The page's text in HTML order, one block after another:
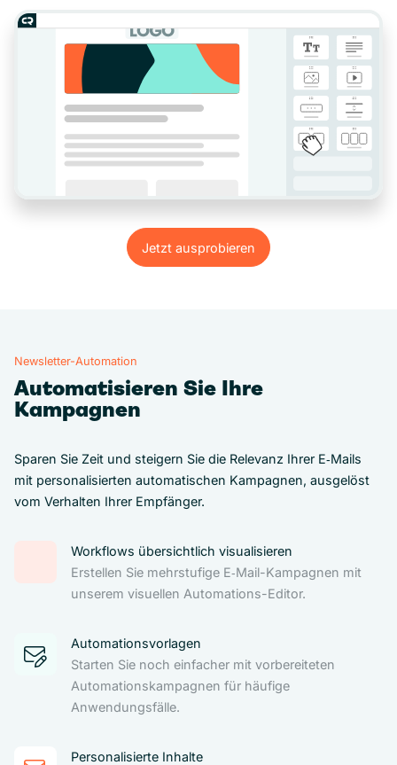
Jetzt ausprobieren
Jetzt ausprobieren
Newsletter-Automation
Automatisieren Sie Ihre
Kampagnen
Sparen Sie Zeit und steigern Sie die Relevanz Ihrer E‑Mails
mit personalisierten automatischen Kampagnen, ausgelöst
vom Verhalten Ihrer Empfänger.
Workflows übersichtlich visualisieren
Erstellen Sie mehrstufige E‑Mail-Kampagnen mit
unserem visuellen Automations-Editor.
Automationsvorlagen
Starten Sie noch einfacher mit vorbereiteten
Automationskampagnen für häufige
Anwendungsfälle.
Personalisierte Inhalte